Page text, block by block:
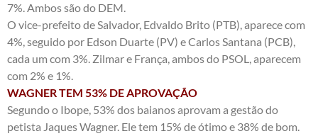
7%. Ambos são do DEM.
O vice-prefeito de Salvador, Edvaldo Brito (PTB), aparece com
4%, seguido por Edson Duarte (PV) e Carlos Santana (PCB),
cada um com 3%. Zilmar e França, ambos do PSOL, aparecem
com 2% e 1%.
WAGNER TEM 53% DE APROVAÇÃO
Segundo o Ibope, 53% dos baianos aprovam a gestão do
petista Jaques Wagner. Ele tem 15% de ótimo e 38% de bom.